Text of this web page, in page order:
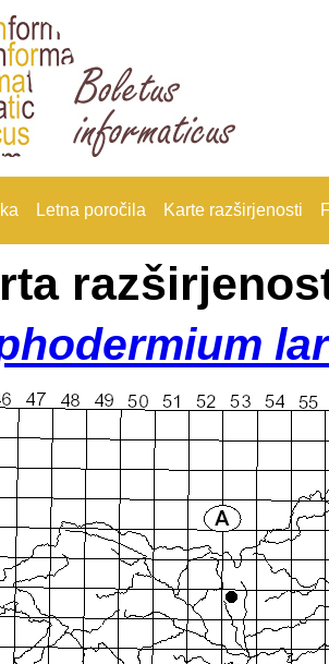
Letna poročila Karte razširjenosti